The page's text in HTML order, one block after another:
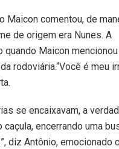
Maicon comentou, de
de origem era Nunes. A
Maicon
rodoviária.“Você é meu
se encaixavam, a
encerrando uma
diz Antônio, emocionado